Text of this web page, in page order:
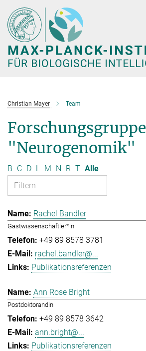
Hauptinhalt
Christian Mayer Team
Forschungsgruppe
"Neurogenomik"
B C D L M N R T Alle
Rachel Bandler
Gastwissenschaftler*in
+49 89 8578 3781
rachel.bandler@...
Publikationsreferenzen
Ann Rose Bright
Postdoktorandin
+49 89 8578 3642
ann.bright@...
Publikationsreferenzen